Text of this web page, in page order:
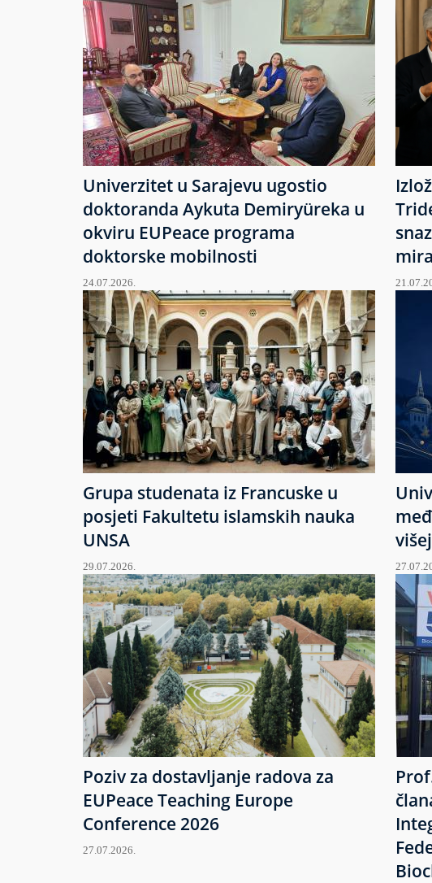
Univerzitet u Sarajevu ugostio
doktoranda Aykuta Demiryüreka u
okviru EUPeace programa
doktorske mobilnosti
24.07.2026.
mira
Grupa studenata iz Francuske u
posjeti Fakultetu islamskih nauka
UNSA
29.07.2026.
Poziv za dostavljanje radova za
EUPeace Teaching Europe
Conference 2026
27.07.2026.